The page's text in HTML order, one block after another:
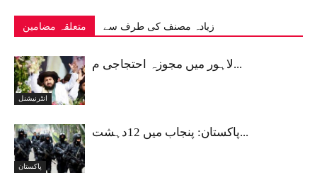
متعلقہ مضامین زیادہ مصنف کی طرف سے
انٹرنیشنل
لاہور میں مجوزہ احتجاجی م...
پاکستان
پاکستان: پنجاب میں 12دہشت...